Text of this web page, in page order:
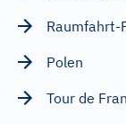
Raumfahrt-
Polen
Tour de